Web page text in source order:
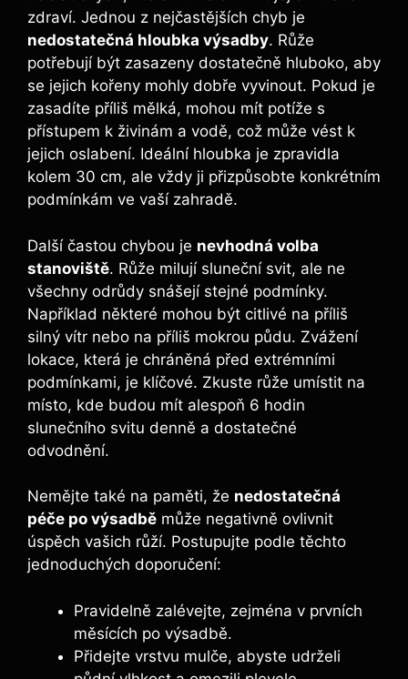
zdraví. Jednou z​ nejčastějších chyb je
nedostatečná hloubka výsadby. Růže ​
potřebují ​být⁢ zasazeny dostatečně hluboko, aby⁤
se jejich ⁤kořeny mohly dobře vyvinout. ‍Pokud je
zasadíte příliš mělká, ‍mohou ​mít potíže s
přístupem k živinám a vodě, což může vést‌ k
jejich ⁤oslabení.‍ Ideální hloubka je zpravidla
kolem‌ 30⁤ cm, ale vždy ‍ji přizpůsobte konkrétním
podmínkám ve vaší zahradě.
Další⁢ častou chybou⁤ je nevhodná volba​
stanoviště. ‌Růže milují ⁣sluneční ⁤svit, ale​ ne
všechny odrůdy snášejí stejné podmínky.⁣
Například ⁢některé mohou být⁤ citlivé na příliš⁢
silný vítr nebo na příliš mokrou ‌půdu. Zvážení
‌lokace, která je​ chráněná před extrémními
podmínkami, je klíčové. Zkuste růže ‍umístit na
místo, kde budou mít alespoň 6⁣ hodin
slunečního svitu denně a dostatečné
odvodnění.
Nemějte také na ⁢paměti, že nedostatečná
péče⁣ po výsadbě může ​negativně ovlivnit
⁣úspěch vašich růží. Postupujte podle těchto
jednoduchých doporučení:
Pravidelně zalévejte,‍ zejména v prvních⁢
měsících po⁤ výsadbě.
Přidejte vrstvu mulče, abyste udrželi